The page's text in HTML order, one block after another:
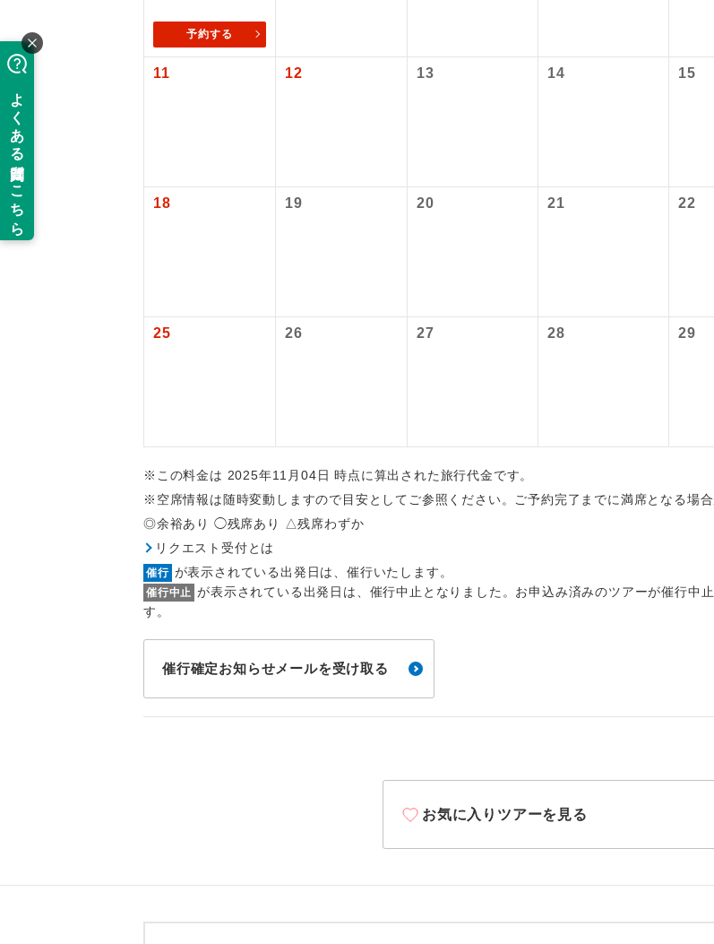
予約する
11 12 13 14 15
18 19 20 21 22
25 26 27 28 29
※この料金は 2025年11月04日 時点に算出された旅行代金です。
※空席情報は随時変動しますので目安としてご参照ください。ご予約完了までに満席となる場
◎余裕あり ◯残席あり △残席わずか
リクエスト受付とは
催行 が表示されている出発日は、催行いたします。
催行中止 が表示されている出発日は、催行中止となりました。お申込み済みのツアーが催行中
す。
催行確定お知らせメールを受け取る
お気に入りツアーを見る
2026/10/6〜2027/6/4 羽田空港往復：大人1,160円、子供1,160円
現地添乗員同行
現地到着空港（駅）から最終日
ユネスコに登録されている文化
温泉 温泉地にも宿泊するコースです。
全食事付き
お部屋食 お部屋にてゆっくりとお召し上
女性限定 女性限定でご参加いただけるコー
年齢制限あり ご参加にあたり年齢に制限がある